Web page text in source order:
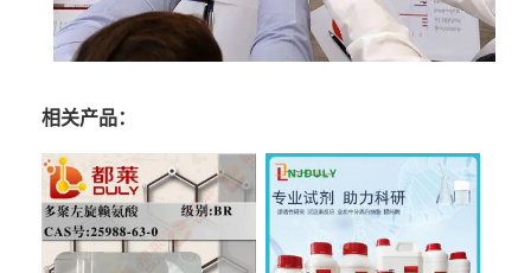
相关产品：